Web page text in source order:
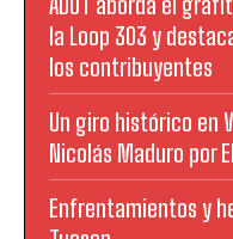
la Loop 303 y
los contribuyentes
Un giro histórico en
Nicolás Maduro por
Enfrentamientos y